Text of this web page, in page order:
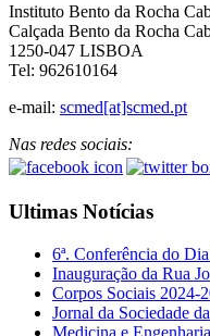
Instituto Bento da Rocha
Calçada Bento da Rocha
1250-047 LISBOA
Tel: 962610164
e-mail: scmed[at]scmed.pt
Nas redes sociais:
Ultimas Notícias
6ª. Conferência do
Inauguração da Rua
Corpos Sociais 2024-
Jornal da Sociedade
Medicina e